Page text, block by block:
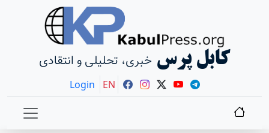
کابل پرس خبری، تحلیلی و انتقادی
Login EN